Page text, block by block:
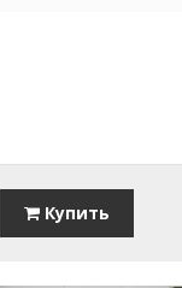
Купить